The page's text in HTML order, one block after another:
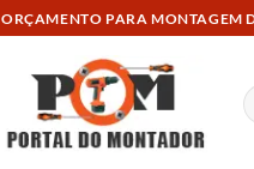
ORÇAMENTO PARA MONTAGEM